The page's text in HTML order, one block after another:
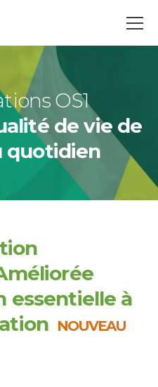
OS1
de vie de
quotidien
essentielle à
NOUVEAU